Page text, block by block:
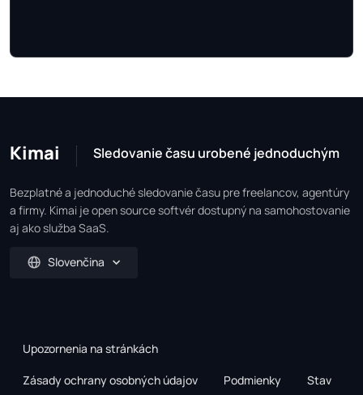
Kimai Sledovanie času urobené jednoduchým
Bezplatné a jednoduché sledovanie času pre freelancov, agentúry
a firmy. Kimai je open source softvér dostupný na samohostovanie
aj ako služba SaaS.
Slovenčina
Upozornenia na stránkách
Zásady ochrany osobných údajov Podmienky Stav